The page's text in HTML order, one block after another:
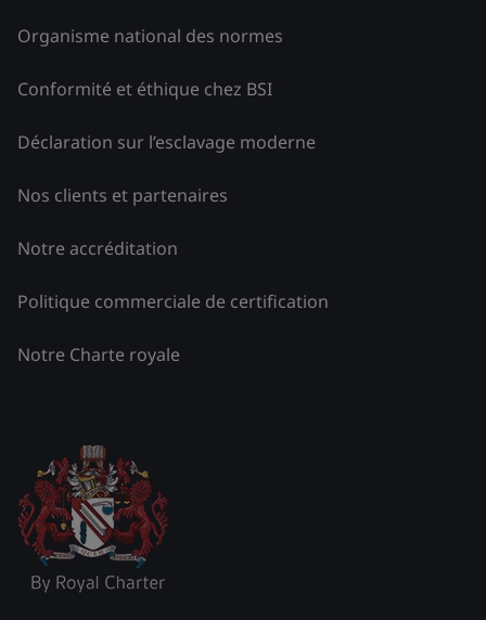
Organisme national des normes
Conformité et éthique chez BSI
Déclaration sur l’esclavage moderne
Nos clients et partenaires
Notre accréditation
Politique commerciale de certification
Notre Charte royale